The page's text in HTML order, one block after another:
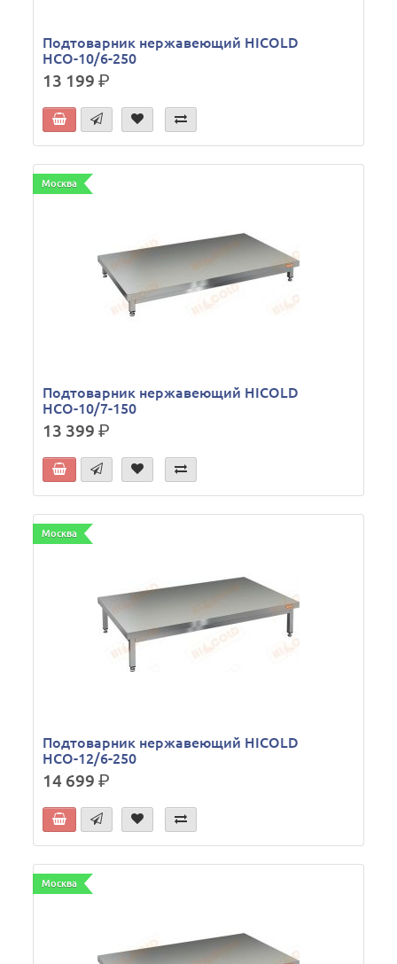
Подтоварник нержавеющий HICOLD
НСО-10/6-250
13 199р.
Москва
Подтоварник нержавеющий HICOLD
НСО-10/7-150
13 399р.
Москва
Подтоварник нержавеющий HICOLD
НСО-12/6-250
14 699р.
Москва